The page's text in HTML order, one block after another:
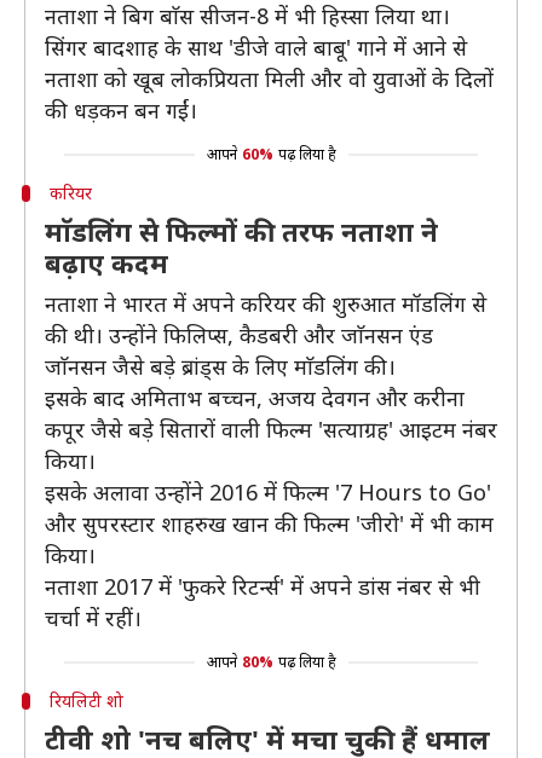
नताशा ने बिग बाॅस सीजन-8 में भी हिस्सा लिया था।
सिंगर बादशाह के साथ 'डीजे वाले बाबू' गाने में आने से
नताशा को खूब लोकप्रियता मिली और वो युवाओं के दिलों
की धड़कन बन गईं।
आपने 60% पढ़ लिया है
करियर
माॅडलिंग से फिल्मों की तरफ नताशा ने
बढ़ाए कदम
नताशा ने भारत में अपने करियर की शुरुआत मॉडलिंग से
की थी। उन्होंने फिलिप्स, कैडबरी और जाॅनसन एंड
जाॅनसन जैसे बड़े ब्रांड्स के लिए माॅडलिंग की।
इसके बाद अमिताभ बच्चन, अजय देवगन और करीना
कपूर जैसे बड़े सितारों वाली फिल्म 'सत्याग्रह' आइटम नंबर
किया।
इसके अलावा उन्होंने 2016 में फिल्म '7 Hours to Go'
और सुपरस्टार शाहरुख खान की फिल्म 'जीरो' में भी काम
किया।
नताशा 2017 में 'फुकरे रिटर्न्स' में अपने डांस नंबर से भी
चर्चा में रहीं।
आपने 80% पढ़ लिया है
रियलिटी शो
टीवी शो 'नच बलिए' में मचा चुकी हैं धमाल